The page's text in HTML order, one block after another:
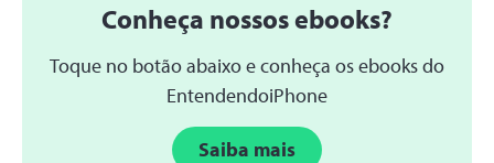
Conheça nossos ebooks?
Toque no botão abaixo e conheça os ebooks do
EntendendoiPhone
Saiba mais